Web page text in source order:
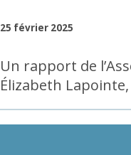
25 février 2025
Un rapport de
Élizabeth